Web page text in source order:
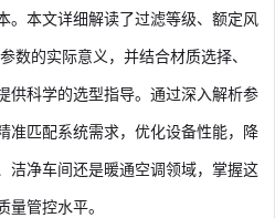
。本文详细解读了过滤等级、额定风
数的实际意义，并结合材质选择、
供科学的选型指导。通过深入解析参
准匹配系统需求，优化设备性能，降
洁净车间还是暖通空调领域，掌握这
管控水平。